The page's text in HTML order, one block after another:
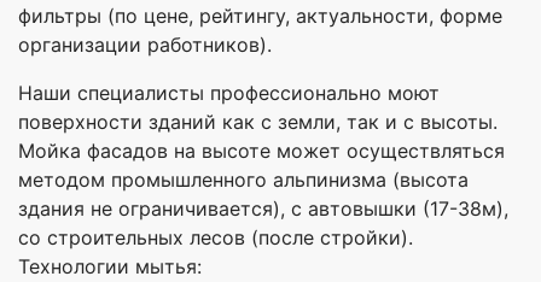
фильтры (по цене, рейтингу, актуальности, форме
организации работников).
Наши специалисты профессионально моют
поверхности зданий как с земли, так и с высоты.
Мойка фасадов на высоте может осуществляться
методом промышленного альпинизма (высота
здания не ограничивается), с автовышки (17-38м),
со строительных лесов (после стройки).
Технологии мытья: